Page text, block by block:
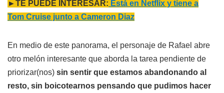
►TE PUEDE INTERESAR: Está en Netflix y tiene a
Tom Cruise junto a Cameron Diaz
En medio de este panorama, el personaje de Rafael abre
otro melón interesante que aborda la tarea pendiente de
priorizar(nos) sin sentir que estamos abandonando al
resto, sin boicotearnos pensando que pudimos hacer